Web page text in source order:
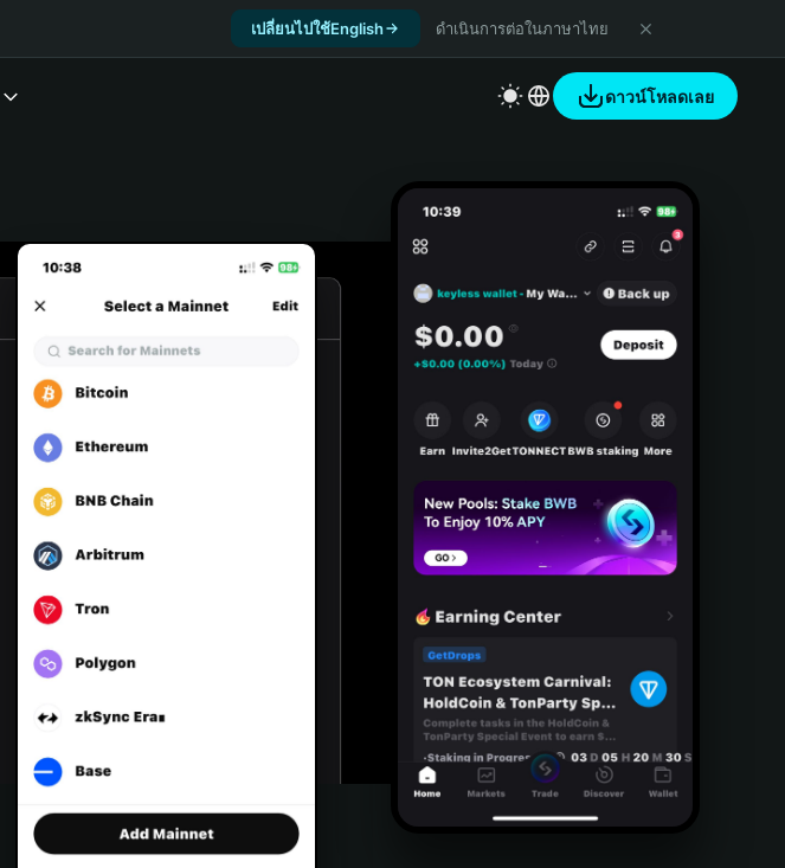
เปลี่ยนไปใช้English ดำเนินการต่อในภาษาไทย
ดาวน์โหลดเลย